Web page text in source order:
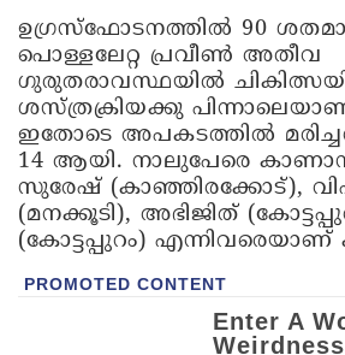
ഉഗ്രസ്ഫോടനത്തിൽ 90
പൊള്ളലേറ്റ പ്രവീൺ അതീവ
ഗുരുതരാവസ്ഥയിൽ
ശസ്ത്രക്രിയക്കു
ഇതോടെ അപകടത്തിൽ
14 ആയി. നാലുപേരെ
സുരേഷ് (കാഞ്ഞിരക്കോട്),
(മനക്കൂടി), അഭിജിത്
(കോട്ടപ്പുറം)